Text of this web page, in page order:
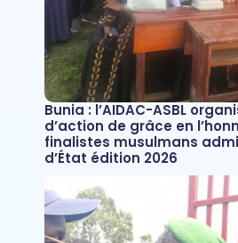
Bunia : l’AIDAC-ASBL
d’action de grâce en
finalistes musulmans
d’État édition 2026